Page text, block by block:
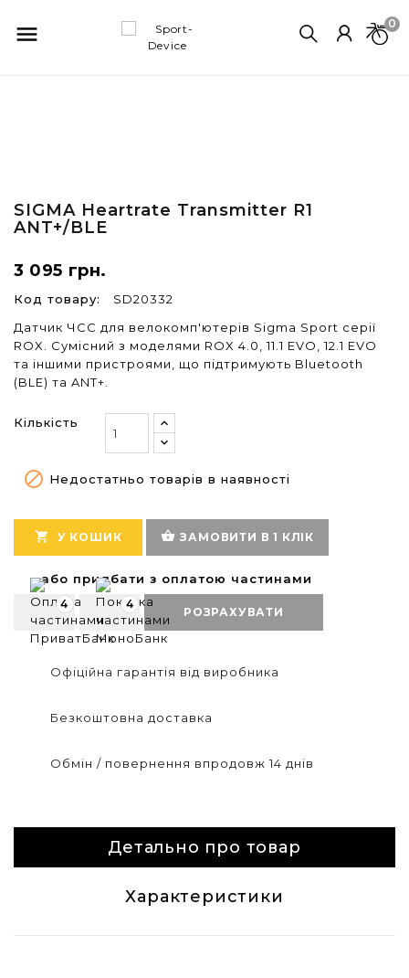
 0
SIGMA Heartrate Transmitter R1
ANT+/BLE
3 095 грн.
Код товару:
SD20332
Датчик ЧСС для велокомп'ютерів Sigma Sport серії
ROX. Сумісний з моделями ROX 4.0, 11.1 EVO, 12.1 EVO
та іншими пристроями, що підтримують Bluetooth
(BLE) та ANT+.
Кількість
 Недостатньо товарів в наявності
 У КОШИК shopping_basket ЗАМОВИТИ В 1 КЛІК
або придбати з оплатою частинами
4 4
РОЗРАХУВАТИ
Офіційна гарантія від виробника
Безкоштовна доставка
Обмін / повернення впродовж 14 днів
Детально про товар
Характеристики